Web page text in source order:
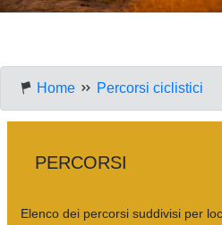
Home Percorsi ciclistici
PERCORSI
Elenco dei percorsi suddivisi per